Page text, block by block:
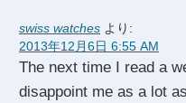
swiss watches より:
2013年12月6日 6:55 AM
The next time I read a
disappoint me as a lot